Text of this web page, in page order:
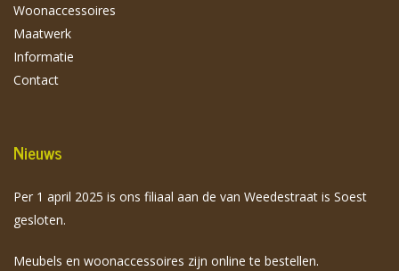
Woonaccessoires
Maatwerk
Informatie
Contact
Nieuws
Per 1 april 2025 is ons filiaal aan de van Weedestraat is Soest
gesloten.
Meubels en woonaccessoires zijn online te bestellen.